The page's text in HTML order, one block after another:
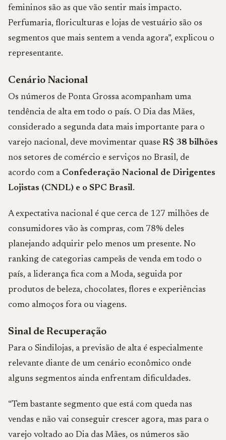
femininos são as que vão sentir mais impacto.
Perfumaria, floriculturas e lojas de vestuário são os
segmentos que mais sentem a venda agora”, explicou o
representante.
Cenário Nacional
Os números de Ponta Grossa acompanham uma
tendência de alta em todo o país. O Dia das Mães,
considerado a segunda data mais importante para o
varejo nacional, deve movimentar quase R$ 38 bilhões
nos setores de comércio e serviços no Brasil, de
acordo com a Confederação Nacional de Dirigentes
Lojistas (CNDL) e o SPC Brasil.
A expectativa nacional é que cerca de 127 milhões de
consumidores vão às compras, com 78% deles
planejando adquirir pelo menos um presente. No
ranking de categorias campeãs de venda em todo o
país, a liderança fica com a Moda, seguida por
produtos de beleza, chocolates, flores e experiências
como almoços fora ou viagens.
Sinal de Recuperação
Para o Sindilojas, a previsão de alta é especialmente
relevante diante de um cenário econômico onde
alguns segmentos ainda enfrentam dificuldades.
“Tem bastante segmento que está com queda nas
vendas e não vai conseguir crescer agora, mas para o
varejo voltado ao Dia das Mães, os números são